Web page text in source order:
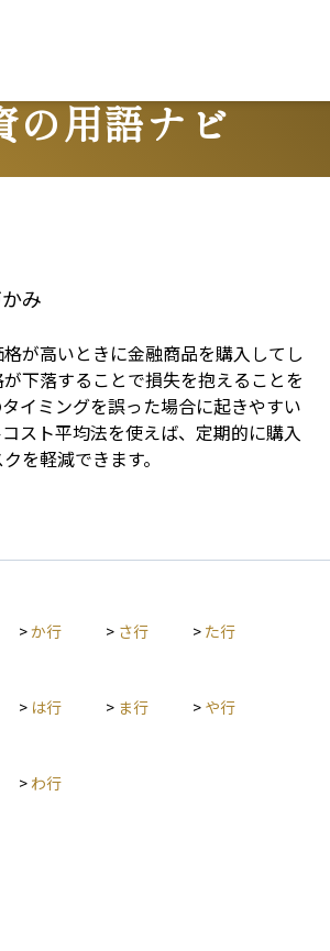
の用語ナビ
み
が高いときに金融商品を購入してし
下落することで損失を抱えることを
イミングを誤った場合に起きやすい
スト平均法を使えば、定期的に購入
を軽減できます。
>か行 > さ行 > た行
> は行 > ま行 > や行
> わ行